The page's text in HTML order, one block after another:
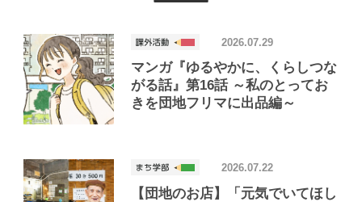
マンガ『ゆるやかに、くらしつな
がる話』第16話 ～私のとってお
きを団地フリマに出品編～
2026.07.29
【団地のお店】「元気でいてほし
2026.07.22